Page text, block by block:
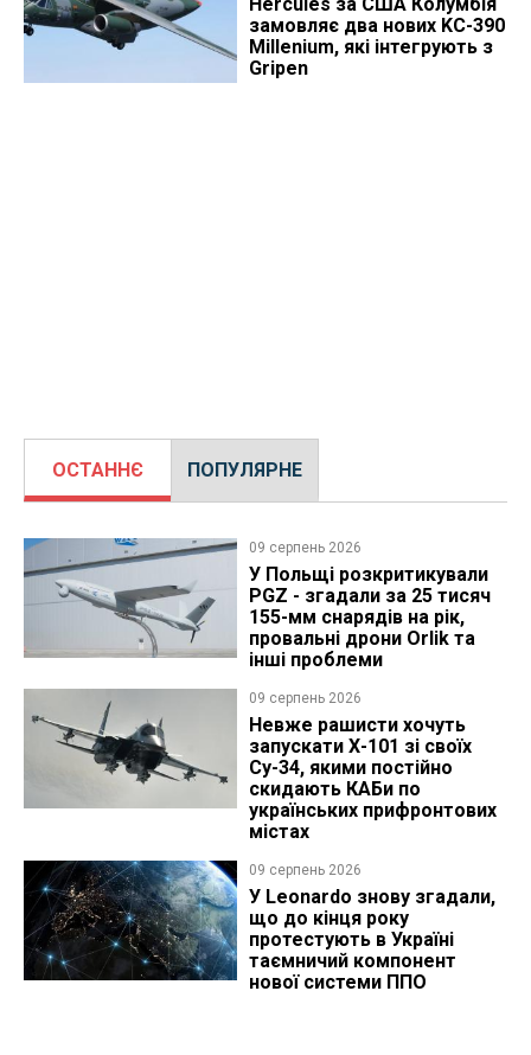
замовляє два нових KC-390
Millenium, які інтегрують з
Gripen
ОСТАННЄ ПОПУЛЯРНЕ
09 серпень 2026
У Польщі розкритикували
PGZ - згадали за 25 тисяч
155-мм снарядів на рік,
провальні дрони Orlik та
інші проблеми
09 серпень 2026
Невже рашисти хочуть
запускати Х-101 зі своїх
Су-34, якими постійно
скидають КАБи по
українських прифронтових
містах
09 серпень 2026
У Leonardo знову згадали,
що до кінця року
протестують в Україні
таємничий компонент
нової системи ППО